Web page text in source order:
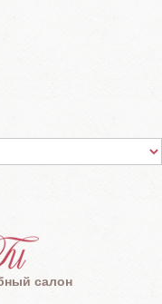
салон